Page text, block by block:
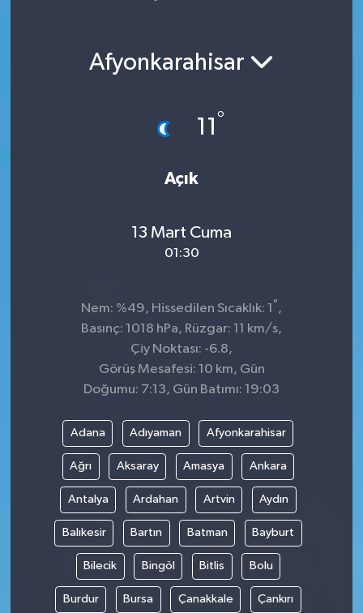
Afyonkarahisar
11 °
Açık
13 Mart Cuma
01:30
Nem: %49, Hissedilen Sıcaklık: 1 ° ,
Basınç: 1018 hPa, Rüzgar: 11 km/s,
Çiy Noktası: -6.8,
Görüş Mesafesi: 10 km, Gün
Doğumu: 7:13, Gün Batımı: 19:03
Adana Adıyaman Afyonkarahisar
Ağrı Aksaray Amasya Ankara
Antalya Ardahan Artvin Aydın
Balıkesir Bartın Batman Bayburt
Bilecik Bingöl Bitlis Bolu
Burdur Bursa Çanakkale Çankırı